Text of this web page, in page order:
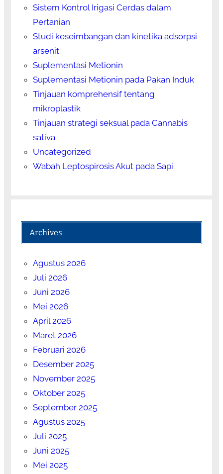
Sistem Kontrol Irigasi Cerdas dalam
Pertanian
Studi keseimbangan dan kinetika adsorpsi
arsenit
Suplementasi Metionin
Suplementasi Metionin pada Pakan Induk
Tinjauan komprehensif tentang
mikroplastik
Tinjauan strategi seksual pada Cannabis
sativa
Uncategorized
Wabah Leptospirosis Akut pada Sapi
Archives
Agustus 2026
Juli 2026
Juni 2026
Mei 2026
April 2026
Maret 2026
Februari 2026
Desember 2025
November 2025
Oktober 2025
September 2025
Agustus 2025
Juli 2025
Juni 2025
Mei 2025